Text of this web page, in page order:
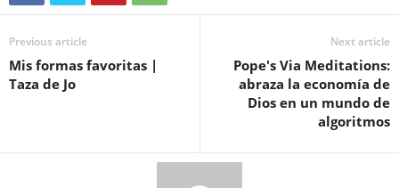
Previous article
Mis formas favoritas |
Taza de Jo
Next article
Pope's Via Meditations:
abraza la economía de
Dios en un mundo de
algoritmos